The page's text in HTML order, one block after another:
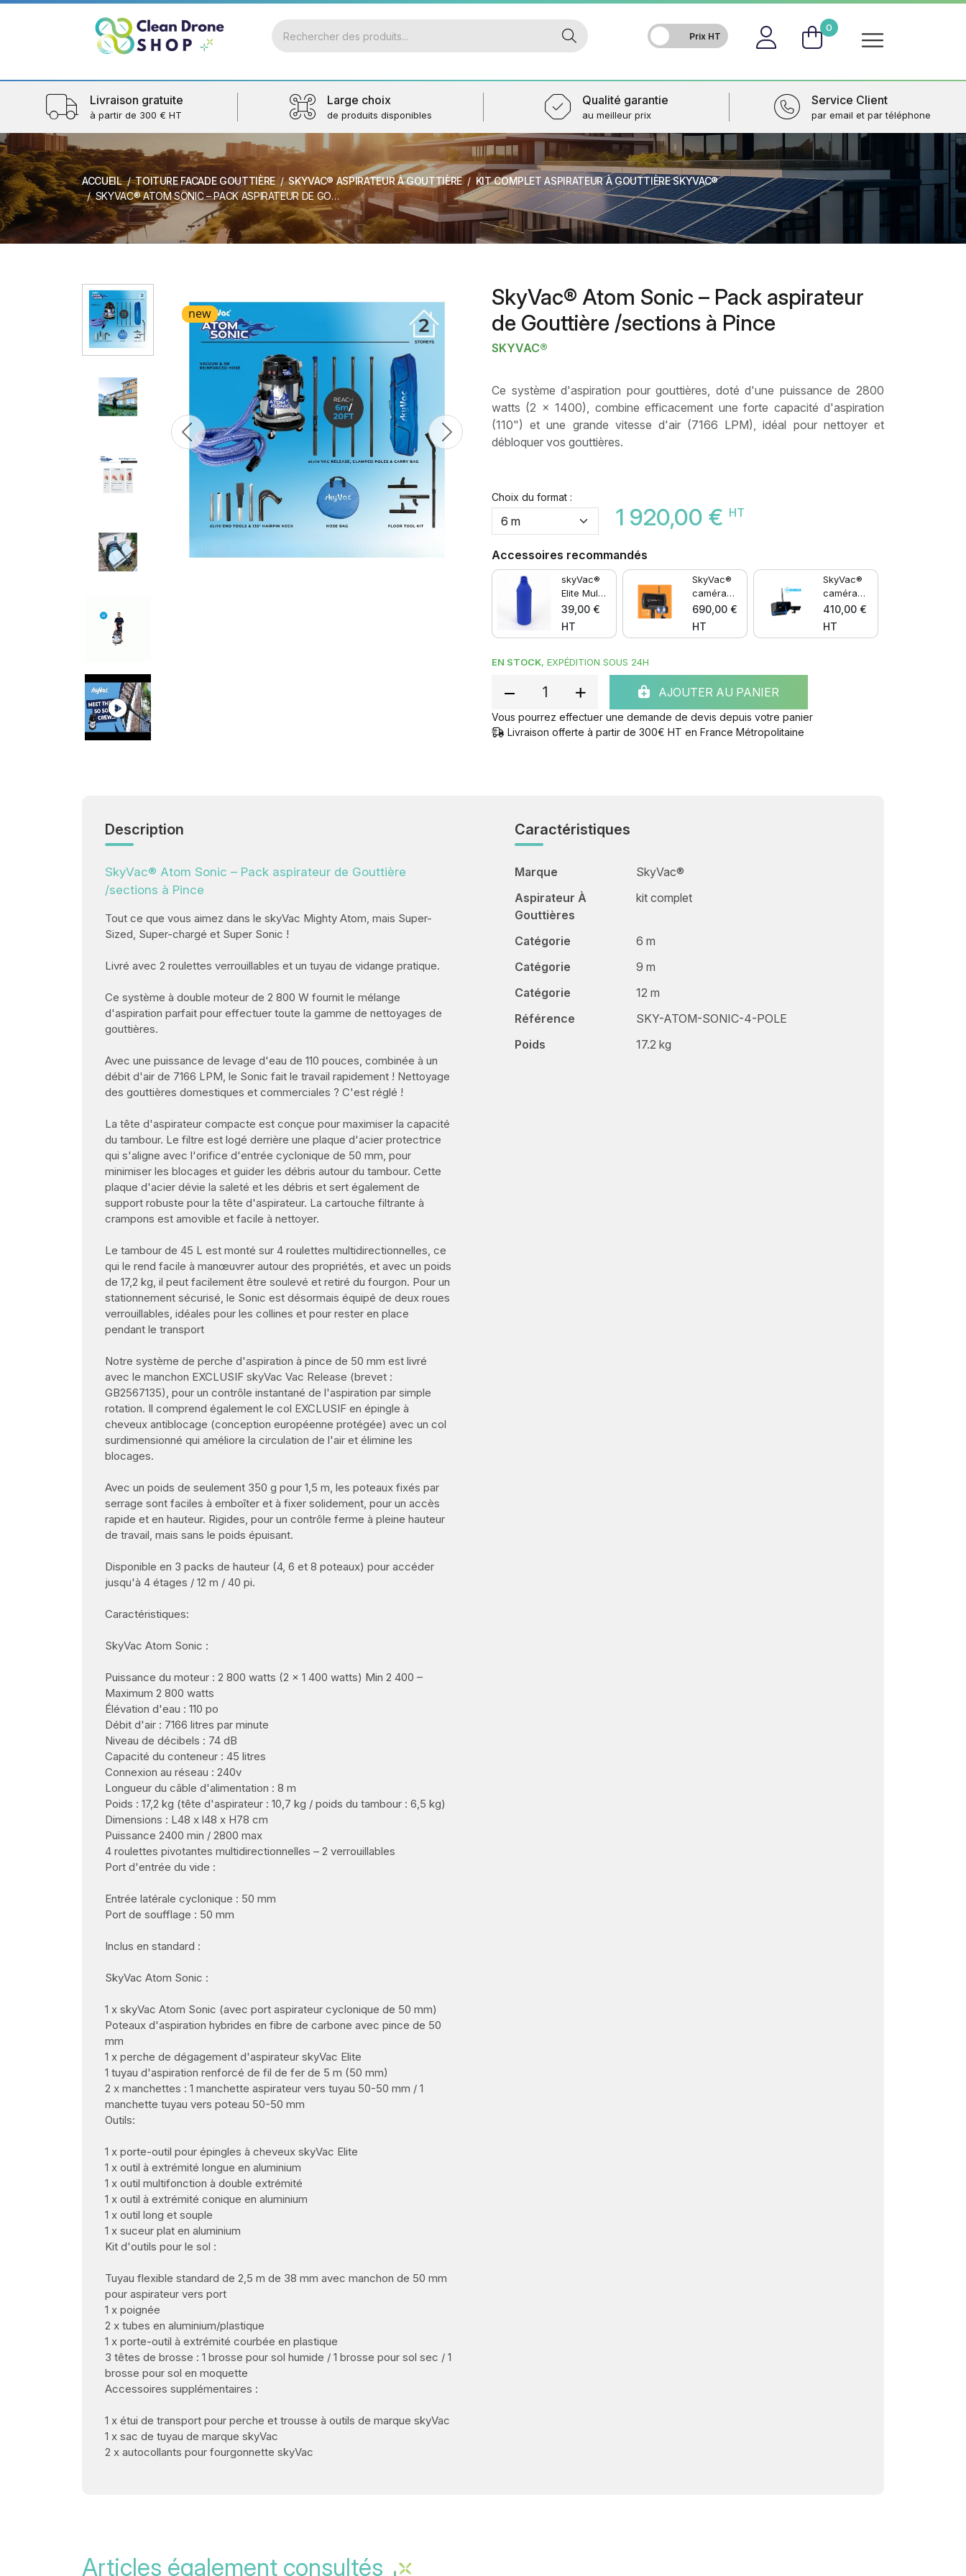
0
Livraison gratuite
à partir de 300 € HT
Large choix
de produits disponibles
Qualité garantie
au meilleur prix
Service Client
par email et par téléphone
ACCUEIL TOITURE FACADE GOUTTIÈRE SKYVAC® ASPIRATEUR À GOUTTIÈRE
KIT COMPLET ASPIRATEUR À GOUTTIÈRE SKYVAC®
SKYVAC® ATOM SONIC – PACK ASPIRATEUR DE GOUTTIÈRE /SECTIONS À PINCE
new
Previous Next
SkyVac® Atom Sonic – Pack aspirateur
de Gouttière /sections à Pince
SKYVAC®
Ce système d'aspiration pour gouttières, doté d'une puissance de 2800
watts (2 x 1400), combine efficacement une forte capacité d'aspiration
(110") et une grande vitesse d'air (7166 LPM), idéal pour nettoyer et
débloquer vos gouttières.
Choix du format :
1 920,00 € HT
Accessoires recommandés
skyVac®
Elite Multi
connecto
r
39,00 €
HT
SkyVac®
caméra
d'inspecti
on...
690,00 €
HT
SkyVac®
caméra
d'inspecti
on
410,00 €
HT
EN STOCK, EXPÉDITION SOUS 24H
AJOUTER AU PANIER
Vous pourrez effectuer une demande de devis depuis votre panier
Livraison offerte à partir de 300€ HT en France Métropolitaine
Description
SkyVac® Atom Sonic – Pack aspirateur de Gouttière
/sections à Pince
Tout ce que vous aimez dans le skyVac Mighty Atom, mais Super-
Sized, Super-chargé et Super Sonic !
Livré avec 2 roulettes verrouillables et un tuyau de vidange pratique.
Ce système à double moteur de 2 800 W fournit le mélange
d'aspiration parfait pour effectuer toute la gamme de nettoyages de
gouttières.
Avec une puissance de levage d'eau de 110 pouces, combinée à un
débit d'air de 7166 LPM, le Sonic fait le travail rapidement ! Nettoyage
des gouttières domestiques et commerciales ? C'est réglé !
La tête d'aspirateur compacte est conçue pour maximiser la capacité
du tambour. Le filtre est logé derrière une plaque d'acier protectrice
qui s'aligne avec l'orifice d'entrée cyclonique de 50 mm, pour
minimiser les blocages et guider les débris autour du tambour. Cette
plaque d'acier dévie la saleté et les débris et sert également de
support robuste pour la tête d'aspirateur. La cartouche filtrante à
crampons est amovible et facile à nettoyer.
Le tambour de 45 L est monté sur 4 roulettes multidirectionnelles, ce
qui le rend facile à manœuvrer autour des propriétés, et avec un poids
de 17,2 kg, il peut facilement être soulevé et retiré du fourgon. Pour un
stationnement sécurisé, le Sonic est désormais équipé de deux roues
verrouillables, idéales pour les collines et pour rester en place
pendant le transport
Notre système de perche d'aspiration à pince de 50 mm est livré
avec le manchon EXCLUSIF skyVac Vac Release (brevet :
GB2567135), pour un contrôle instantané de l'aspiration par simple
rotation. Il comprend également le col EXCLUSIF en épingle à
cheveux antiblocage (conception européenne protégée) avec un col
surdimensionné qui améliore la circulation de l'air et élimine les
blocages.
Avec un poids de seulement 350 g pour 1,5 m, les poteaux fixés par
serrage sont faciles à emboîter et à fixer solidement, pour un accès
rapide et en hauteur. Rigides, pour un contrôle ferme à pleine hauteur
de travail, mais sans le poids épuisant.
Disponible en 3 packs de hauteur (4, 6 et 8 poteaux) pour accéder
jusqu'à 4 étages / 12 m / 40 pi.
Caractéristiques:
SkyVac Atom Sonic :
Puissance du moteur : 2 800 watts (2 x 1 400 watts) Min 2 400 –
Maximum 2 800 watts
Élévation d'eau : 110 po
Débit d'air : 7166 litres par minute
Niveau de décibels : 74 dB
Capacité du conteneur : 45 litres
Connexion au réseau : 240v
Longueur du câble d'alimentation : 8 m
Poids : 17,2 kg (tête d'aspirateur : 10,7 kg / poids du tambour : 6,5 kg)
Dimensions : L48 x l48 x H78 cm
Puissance 2400 min / 2800 max
4 roulettes pivotantes multidirectionnelles – 2 verrouillables
Port d'entrée du vide :
Entrée latérale cyclonique : 50 mm
Port de soufflage : 50 mm
Inclus en standard :
SkyVac Atom Sonic :
1 x skyVac Atom Sonic (avec port aspirateur cyclonique de 50 mm)
Poteaux d'aspiration hybrides en fibre de carbone avec pince de 50
mm
1 x perche de dégagement d'aspirateur skyVac Elite
1 tuyau d'aspiration renforcé de fil de fer de 5 m (50 mm)
2 x manchettes : 1 manchette aspirateur vers tuyau 50-50 mm / 1
manchette tuyau vers poteau 50-50 mm
Outils:
1 x porte-outil pour épingles à cheveux skyVac Elite
1 x outil à extrémité longue en aluminium
1 x outil multifonction à double extrémité
1 x outil à extrémité conique en aluminium
1 x outil long et souple
1 x suceur plat en aluminium
Kit d'outils pour le sol :
Tuyau flexible standard de 2,5 m de 38 mm avec manchon de 50 mm
pour aspirateur vers port
1 x poignée
2 x tubes en aluminium/plastique
1 x porte-outil à extrémité courbée en plastique
3 têtes de brosse : 1 brosse pour sol humide / 1 brosse pour sol sec / 1
brosse pour sol en moquette
Accessoires supplémentaires :
1 x étui de transport pour perche et trousse à outils de marque skyVac
1 x sac de tuyau de marque skyVac
2 x autocollants pour fourgonnette skyVac
Caractéristiques
Marque
SkyVac®
Aspirateur À
Gouttières
kit complet
Catégorie
6 m
Catégorie
9 m
Catégorie
12 m
Référence
SKY-ATOM-SONIC-4-POLE
Poids
17.2 kg
Articles également consultés